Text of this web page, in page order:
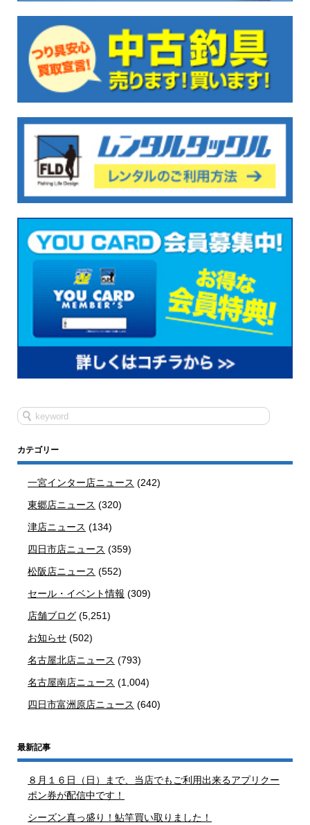
カテゴリー
一宮インター店ニュース (242)
東郷店ニュース (320)
津店ニュース (134)
四日市店ニュース (359)
松阪店ニュース (552)
セール・イベント情報 (309)
店舗ブログ (5,251)
お知らせ (502)
名古屋北店ニュース (793)
名古屋南店ニュース (1,004)
四日市富洲原店ニュース (640)
最新記事
８月１６日（日）まで、当店でもご利用出来るアプリクー
ポン券が配信中です！
シーズン真っ盛り！鮎竿買い取りました！